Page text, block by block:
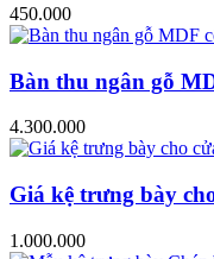
450.000
Bàn thu ngân gỗ
4.300.000
Giá kệ trưng bày
1.000.000